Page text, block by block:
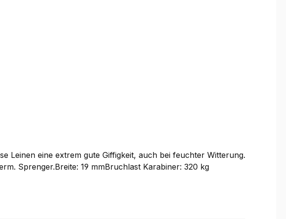
Leinen eine extrem gute Giffigkeit, auch bei feuchter Witterung.
Sprenger.Breite: 19 mmBruchlast Karabiner: 320 kg